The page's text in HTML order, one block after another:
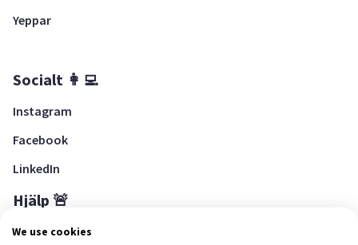
Yeppar
Socialt 👩‍💻
Instagram
Facebook
LinkedIn
Hjälp 🚨
Hjälpcenter
We use cookies